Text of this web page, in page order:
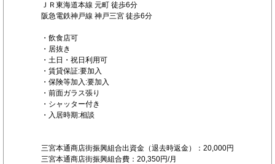
ＪＲ東海道本線 元町 徒歩6分
阪急電鉄神戸線 神戸三宮 徒歩6分
・飲食店可
・居抜き
・土日・祝日利用可
・賃貸保証:要加入
・保険等加入:要加入
・前面ガラス張り
・シャッター付き
・入居時期:相談
三宮本通商店街振興組合出資金（退去時返金）：20,000円
三宮本通商店街振興組合費：20,350円/月